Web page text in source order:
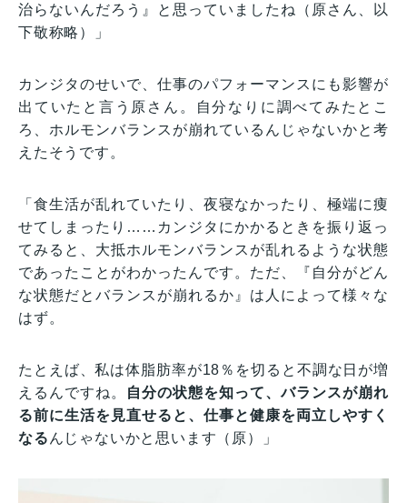
治らないんだろう』と思っていましたね（原さん、以
下敬称略）」
カンジタのせいで、仕事のパフォーマンスにも影響が
出ていたと言う原さん。自分なりに調べてみたとこ
ろ、ホルモンバランスが崩れているんじゃないかと考
えたそうです。
「食生活が乱れていたり、夜寝なかったり、極端に痩
せてしまったり……カンジタにかかるときを振り返っ
てみると、大抵ホルモンバランスが乱れるような状態
であったことがわかったんです。ただ、『自分がどん
な状態だとバランスが崩れるか』は人によって様々な
はず。
たとえば、私は体脂肪率が18％を切ると不調な日が増
えるんですね。
自分の状態を知って、バランスが崩れ
る前に生活を見直せると、仕事と健康を両立しやすく
なる んじゃないかと思います（原）」